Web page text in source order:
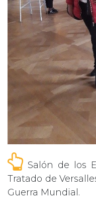
Salón de los
Tratado de
Guerra Mundial.